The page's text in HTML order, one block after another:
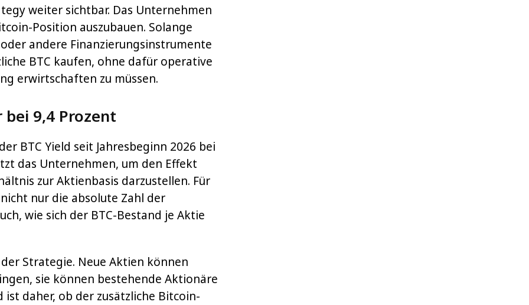
weiter sichtbar. Das Unternehmen
Position auszubauen. Solange
andere Finanzierungsinstrumente
BTC kaufen, ohne dafür operative
erwirtschaften zu müssen.
bei 9,4 Prozent
BTC Yield seit Jahresbeginn 2026 bei
das Unternehmen, um den Effekt
zur Aktienbasis darzustellen. Für
nur die absolute Zahl der
wie sich der BTC-Bestand je Aktie
Strategie. Neue Aktien können
sie können bestehende Aktionäre
ist daher, ob der zusätzliche Bitcoin-